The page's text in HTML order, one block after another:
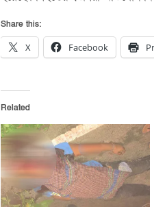
Share this:
X Facebook
Related